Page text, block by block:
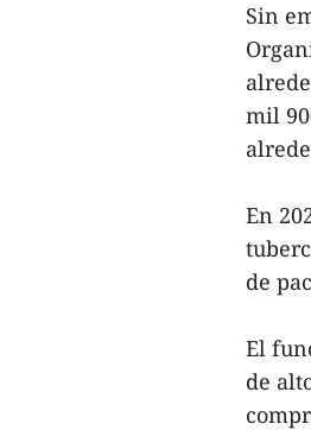
Sin
mil
En
de
El
de